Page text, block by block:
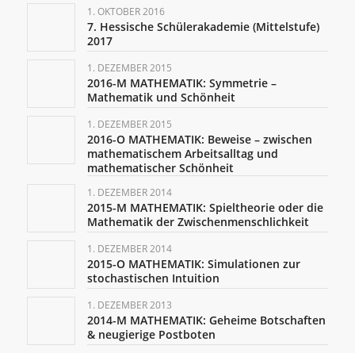
1. OKTOBER 2016
7. Hessische Schülerakademie (Mittelstufe)
2017
1. DEZEMBER 2015
2016-M MATHEMATIK: Symmetrie –
Mathematik und Schönheit
1. DEZEMBER 2015
2016-O MATHEMATIK: Beweise – zwischen
mathematischem Arbeitsalltag und
mathematischer Schönheit
1. DEZEMBER 2014
2015-M MATHEMATIK: Spieltheorie oder die
Mathematik der Zwischenmenschlichkeit
1. DEZEMBER 2014
2015-O MATHEMATIK: Simulationen zur
stochastischen Intuition
1. DEZEMBER 2013
2014-M MATHEMATIK: Geheime Botschaften
& neugierige Postboten